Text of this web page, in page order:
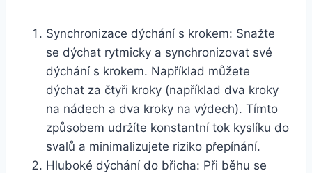
Synchronizace dýchání s krokem: Snažte
se dýchat rytmicky a synchronizovat své
dýchání s krokem. Například můžete
dýchat za čtyři kroky (například dva kroky
na nádech a dva kroky na výdech). Tímto
způsobem udržíte konstantní tok kyslíku do
svalů a minimalizujete riziko přepínání.
Hluboké dýchání do břicha: Při běhu se